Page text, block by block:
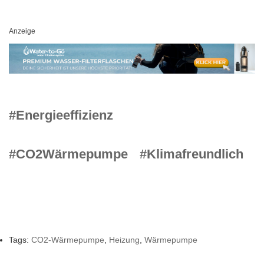
Anzeige
#Energieeffizienz
#CO2Wärmepumpe #Klimafreundlich
Tags: CO2-Wärmepumpe, Heizung, Wärmepumpe